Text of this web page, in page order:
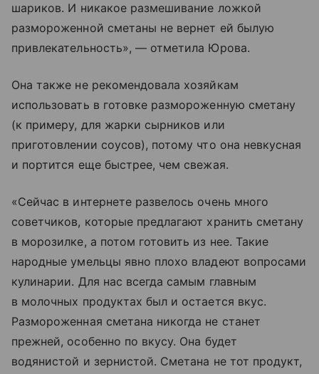
шариков. И никакое размешивание ложкой
размороженной сметаны не вернет ей былую
привлекательность», — отметила Юрова.
Она также не рекомендовала хозяйкам
использовать в готовке размороженную сметану
(к примеру, для жарки сырников или
приготовлении соусов), потому что она невкусная
и портится еще быстрее, чем свежая.
«Сейчас в интернете развелось очень много
советчиков, которые предлагают хранить сметану
в морозилке, а потом готовить из нее. Такие
народные умельцы явно плохо владеют вопросами
кулинарии. Для нас всегда самым главным
в молочных продуктах был и остается вкус.
Размороженная сметана никогда не станет
прежней, особенно по вкусу. Она будет
водянистой и зернистой. Сметана не тот продукт,